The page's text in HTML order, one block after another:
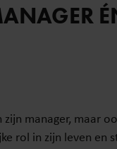
manager, maar
rol in zijn leven en